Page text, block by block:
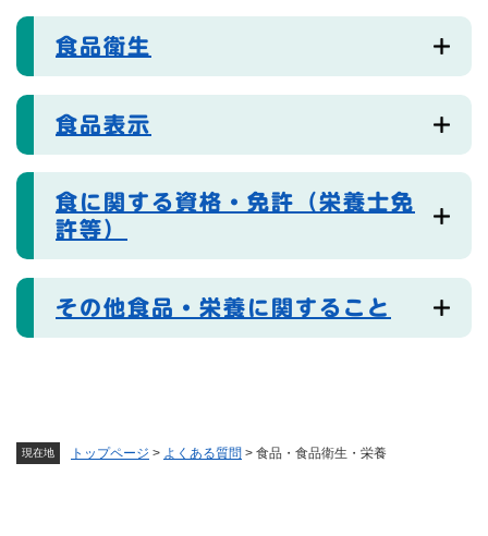
現在地 トップページ > よくある質問 > 食品・食品衛生・栄養
食品衛生
食品表示
食に関する資格・免許（栄養士免
許等）
その他食品・栄養に関すること